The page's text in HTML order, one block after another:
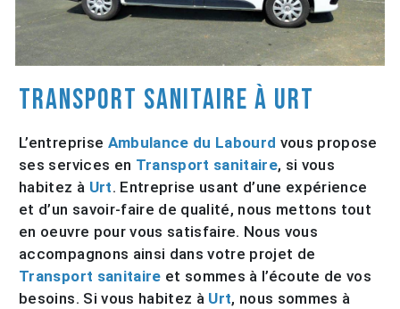
Transport sanitaire à Urt
L’entreprise Ambulance du Labourd vous propose
ses services en Transport sanitaire, si vous
habitez à Urt. Entreprise usant d’une expérience
et d’un savoir-faire de qualité, nous mettons tout
en oeuvre pour vous satisfaire. Nous vous
accompagnons ainsi dans votre projet de
Transport sanitaire et sommes à l’écoute de vos
besoins. Si vous habitez à Urt, nous sommes à